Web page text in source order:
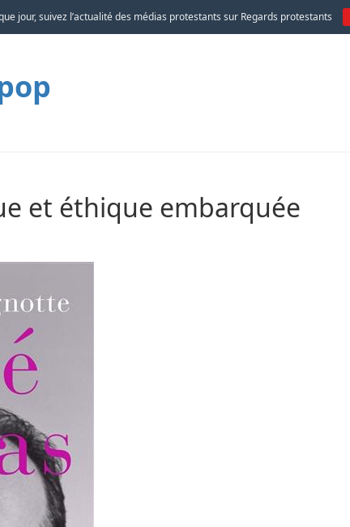
et éthique embarquée
jour, suivez l’actualité des médias protestants sur Regards protestants